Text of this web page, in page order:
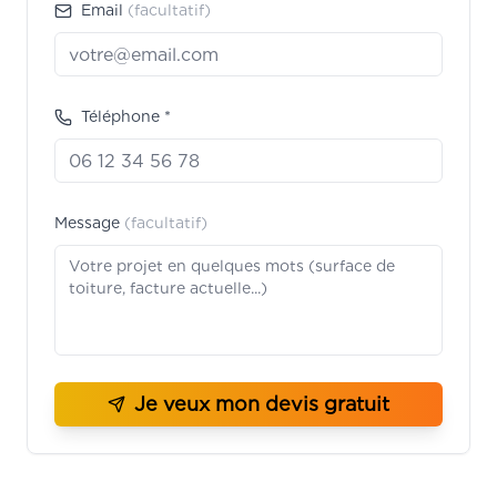
Email (facultatif)
Téléphone *
Message (facultatif)
Je veux mon devis gratuit